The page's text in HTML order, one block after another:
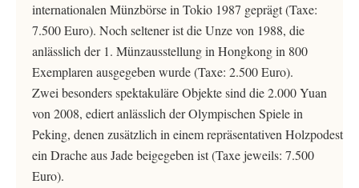
internationalen Münzbörse in Tokio 1987 geprägt (Taxe:
7.500 Euro). Noch seltener ist die Unze von 1988, die
anlässlich der 1. Münzausstellung in Hongkong in 800
Exemplaren ausgegeben wurde (Taxe: 2.500 Euro).
Zwei besonders spektakuläre Objekte sind die 2.000 Yuan
von 2008, ediert anlässlich der Olympischen Spiele in
Peking, denen zusätzlich in einem repräsentativen Holzpodest
ein Drache aus Jade beigegeben ist (Taxe jeweils: 7.500
Euro).